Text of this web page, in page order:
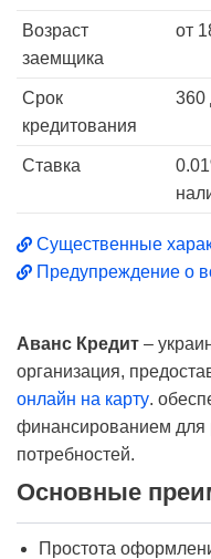
Возраст
заемщика
от
Срок
кредитования
360
Ставка
Существенные
Предупреждение о
Аванс Кредит –
организация,
онлайн на карту.
финансированием
потребностей.
Основные
Простота